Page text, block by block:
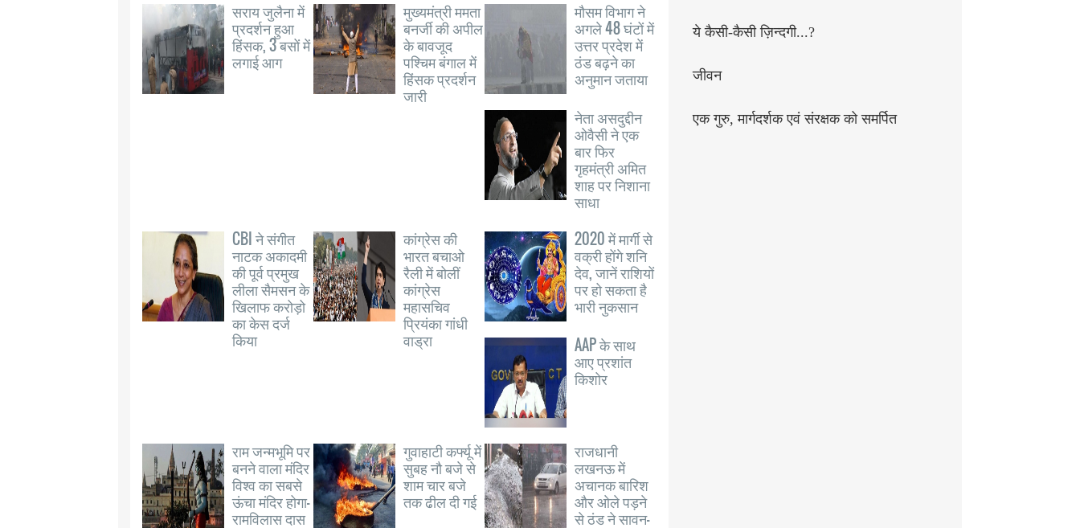
सराय जुलैना में
प्रदर्शन हुआ
हिंसक, 3 बसों में
लगाई आग
मुख्यमंत्री ममता
बनर्जी की अपील
के बावजूद
पश्चिम बंगाल में
हिंसक प्रदर्शन
जारी
मौसम विभाग ने
अगले 48 घंटों में
उत्तर प्रदेश में
ठंड बढ़ने का
अनुमान जताया
नेता असदुद्दीन
ओवैसी ने एक
बार फिर
गृहमंत्री अमित
शाह पर निशाना
साधा
CBI ने संगीत
नाटक अकादमी
की पूर्व प्रमुख
लीला सैमसन के
खिलाफ करोड़ो
का केस दर्ज
किया
कांग्रेस की
भारत बचाओ
रैली में बोलीं
कांग्रेस
महासचिव
प्रियंका गांधी
वाड्रा
2020 में मार्गी से
वक्री होंगे शनि
देव, जानें राशियों
पर हो सकता है
भारी नुकसान
AAP के साथ
आए प्रशांत
किशोर
राम जन्मभूमि पर
बनने वाला मंदिर
विश्व का सबसे
ऊंचा मंदिर होगा-
रामविलास दास
गुवाहाटी कर्फ्यू में
सुबह नौ बजे से
शाम चार बजे
तक ढील दी गई
राजधानी
लखनऊ में
अचानक बारिश
और ओले पड़ने
से ठंड ने सावन-
ये कैसी-कैसी ज़िन्दगी...?
जीवन
एक गुरु, मार्गदर्शक एवं संरक्षक को समर्पित